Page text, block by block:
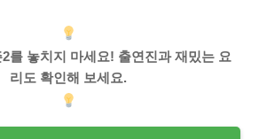
를 놓치지 마세요! 출연진과 재밌는 요
리도 확인해 보세요.